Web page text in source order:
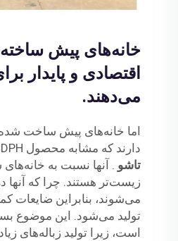
خانه‌های پیش
اقتصادی و پایدار
می‌دهند.
اما خانه‌های پیش ساخت شده
دارند که مشابه محصول CDPH هستند
تاشو . آنها نسبت به
زیست‌تر هستند. چرا که آنها
می‌شوند، بنابراین
تولید می‌شود. این موضوع
است، زیرا تولید زباله‌های